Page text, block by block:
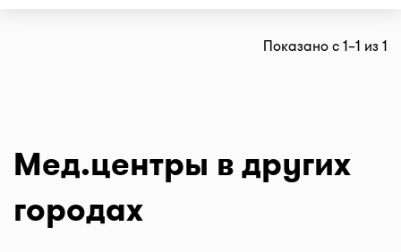
Показано с 1–1 из 1
Мед.центры в других
городах